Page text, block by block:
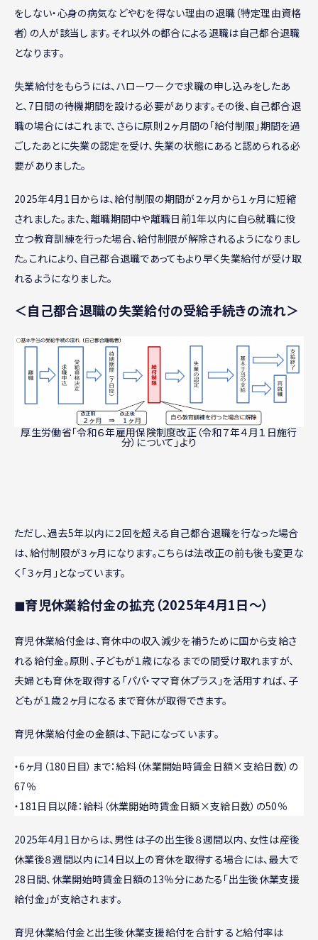
をしない・心身の病気などやむを得ない理由の退職（特定理由資格
者）の人が該当します。それ以外の都合による退職は自己都合退職
となります。
失業給付をもらうには、ハローワークで求職の申し込みをしたあ
と、7日間の待機期間を設ける必要があります。その後、自己都合退
職の場合にはこれまで、さらに原則２ヶ月間の「給付制限」期間を過
ごしたあとに失業の認定を受け、失業の状態にあると認められる必
要がありました。
2025年4月1日からは、給付制限の期間が２ヶ月から１ヶ月に短縮
されました。また、離職期間中や離職日前1年以内に自ら就職に役
立つ教育訓練を行った場合、給付制限が解除されるようになりまし
た。これにより、自己都合退職であってもより早く失業給付が受け取
れるようになりました。
＜自己都合退職の失業給付の受給手続きの流れ＞
厚生労働省「令和６年雇用保険制度改正（令和７年４月１日施行
分）について」より
ただし、過去5年以内に２回を超える自己都合退職を行なった場合
は、給付制限が３ヶ月になります。こちらは法改正の前も後も変更な
く「３ヶ月」となっています。
◼︎育児休業給付金の拡充（2025年4月1日〜）
育児休業給付金は、育休中の収入減少を補うために国から支給さ
れる給付金。原則、子どもが１歳になるまでの間受け取れますが、
夫婦とも育休を取得する「パパ・ママ育休プラス」を活用すれば、子
どもが１歳２ヶ月になるまで育休が取得できます。
育児休業給付金の金額は、下記になっています。
・6ヶ月（180日目）まで：給料（休業開始時賃金日額×支給日数）の
67％
・181日目以降：給料（休業開始時賃金日額×支給日数）の50％
2025年4月1日からは、男性は子の出生後８週間以内、女性は産後
休業後８週間以内に14日以上の育休を取得する場合には、最大で
28日間、休業開始時賃金日額の13％分にあたる「出生後休業支援
給付金」が支給されます。
育児休業給付金と出生後休業支援給付を合計すると給付率は